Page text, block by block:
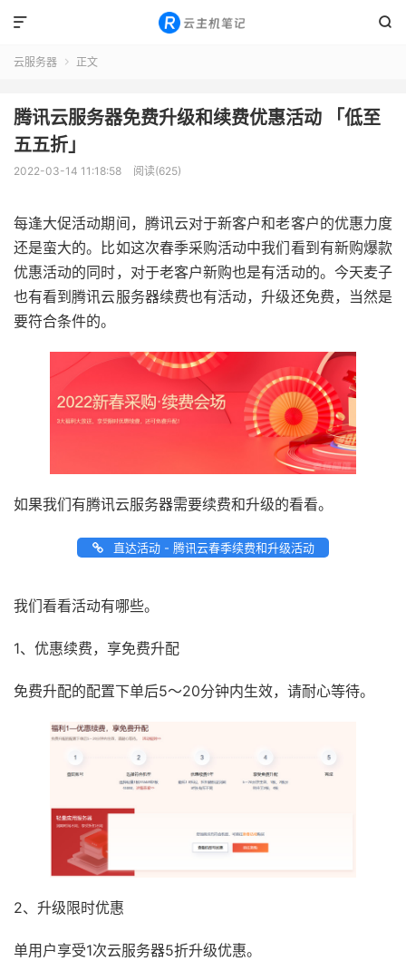


云服务器  正文
腾讯云服务器免费升级和续费优惠活动 「低至
五五折」
2022-03-14 11:18:58 阅读(625)
每逢大促活动期间，腾讯云对于新客户和老客户的优惠力度
还是蛮大的。比如这次春季采购活动中我们看到有新购爆款
优惠活动的同时，对于老客户新购也是有活动的。今天麦子
也有看到腾讯云服务器续费也有活动，升级还免费，当然是
要符合条件的。
如果我们有腾讯云服务器需要续费和升级的看看。
直达活动 - 腾讯云春季续费和升级活动
我们看看活动有哪些。
1、优惠续费，享免费升配
免费升配的配置下单后5～20分钟内生效，请耐心等待。
2、升级限时优惠
单用户享受1次云服务器5折升级优惠。